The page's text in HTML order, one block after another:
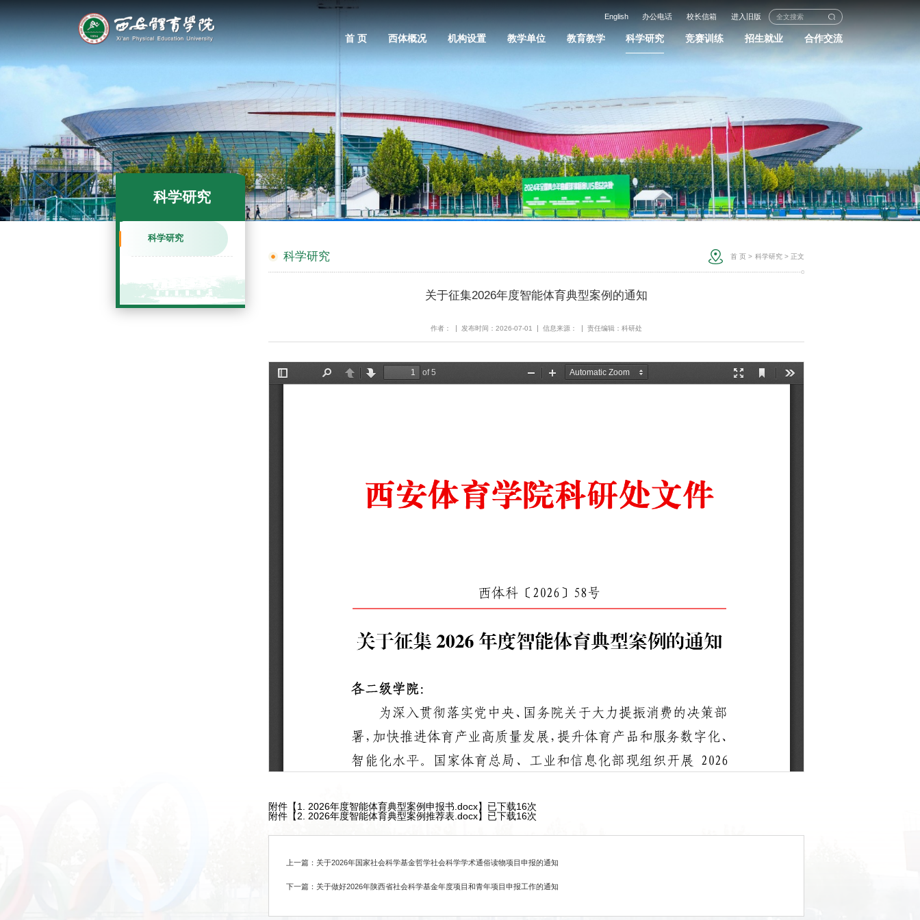
English 办公电话 校长信箱 进入旧版
首 页 西体概况 机构设置 教学单位 教育教学 科学研究 竞赛训练 招生就业 合作交流
科学研究
科学研究
科学研究 首 页 > 科学研究 > 正文
关于征集2026年度智能体育典型案例的通知
作者： 发布时间：2026-07-01 信息来源： 责任编辑：科研处
附件【1. 2026年度智能体育典型案例申报书.docx】已下载16次
附件【2. 2026年度智能体育典型案例推荐表.docx】已下载16次
上一篇：关于2026年国家社会科学基金哲学社会科学学术通俗读物项目申报的通知
下一篇：关于做好2026年陕西省社会科学基金年度项目和青年项目申报工作的通知